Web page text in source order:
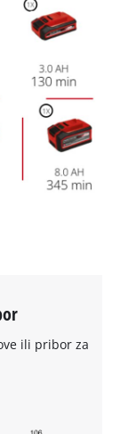
ili pribor za